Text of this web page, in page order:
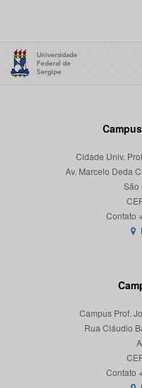
Cidade Univ.
Av. Marcelo Deda
São
Campus Prof.
Rua Cláudio